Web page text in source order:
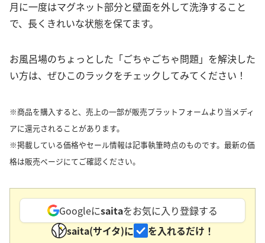
月に一度はマグネット部分と壁面を外して洗浄すること
で、長くきれいな状態を保てます。
お風呂場のちょっとした「ごちゃごちゃ問題」を解決した
い方は、ぜひこのラックをチェックしてみてください！
※商品を購入すると、売上の一部が販売プラットフォームより当メディ
アに還元されることがあります。
※掲載している価格やセール情報は記事執筆時点のものです。最新の価
格は販売ページにてご確認ください。
Googleにsaitaをお気に入り登録する
saita(サイタ)に
を入れるだけ！